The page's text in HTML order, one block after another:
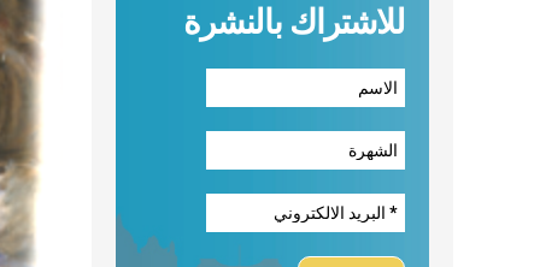
للاشتراك بالنشرة